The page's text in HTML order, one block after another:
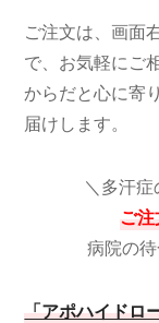
ご注文は、画面
で、お気軽にご
からだと心に寄
届けします。
＼多汗症
ご注
病院の
「アポハイドロ